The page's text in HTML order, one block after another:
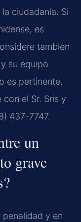
ciudadanía. Si
es
también
su equipo
es pertinente.
el Sr. Sris y
437-7747.
un
grave
penalidad y en